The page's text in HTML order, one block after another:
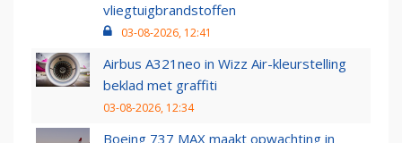
vliegtuigbrandstoffen
03-08-2026, 12:41
Airbus A321neo in Wizz Air-kleurstelling
beklad met graffiti
03-08-2026, 12:34
Boeing 737 MAX maakt opwachting in